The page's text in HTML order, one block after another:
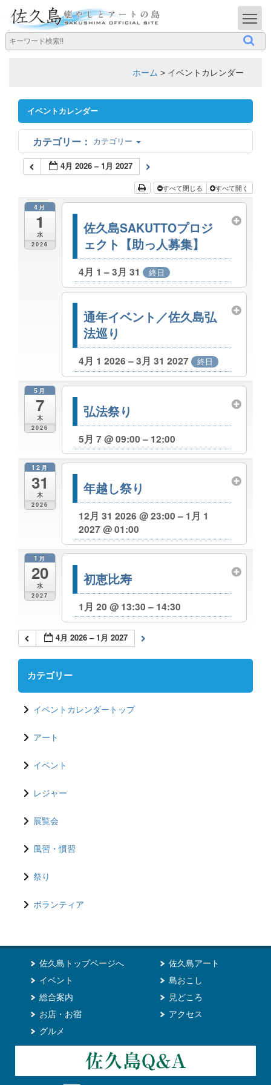
ホーム > イベントカレンダー
イベントカレンダー
カテゴリー
4月 2026 – 1月 2027
すべて閉じる すべて開く
4月
1
水
2026
佐久島SAKUTTOプロジ
ェクト【助っ人募集】
4月 1 – 3月 31 終日
通年イベント／佐久島弘
法巡り
4月 1 2026 – 3月 31 2027 終日
5月
7
木
2026
弘法祭り
5月 7 @ 09:00 – 12:00
12月
31
木
2026
年越し祭り
12月 31 2026 @ 23:00 – 1月 1
2027 @ 01:00
1月
20
水
2027
初恵比寿
1月 20 @ 13:30 – 14:30
4月 2026 – 1月 2027
カテゴリー
イベントカレンダートップ
アート
イベント
レジャー
展覧会
風習・慣習
祭り
ボランティア
佐久島トップページへ
イベント
総合案内
お店・お宿
グルメ
佐久島アート
島おこし
見どころ
アクセス